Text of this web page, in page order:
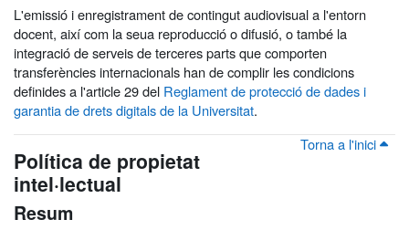
L'emissió i enregistrament de contingut audiovisual a l'entorn
docent, així com la seua reproducció o difusió, o també la
integració de serveis de terceres parts que comporten
transferències internacionals han de complir les condicions
definides a l'article 29 del Reglament de protecció de dades i
garantia de drets digitals de la Universitat.
Torna a l'inici
Política de propietat
intel·lectual
Resum